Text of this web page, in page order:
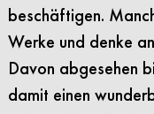
beschäftigen.
Werke und denke
Davon abgesehen
damit einen